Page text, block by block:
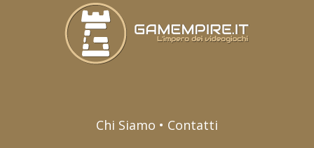
Chi Siamo • Contatti